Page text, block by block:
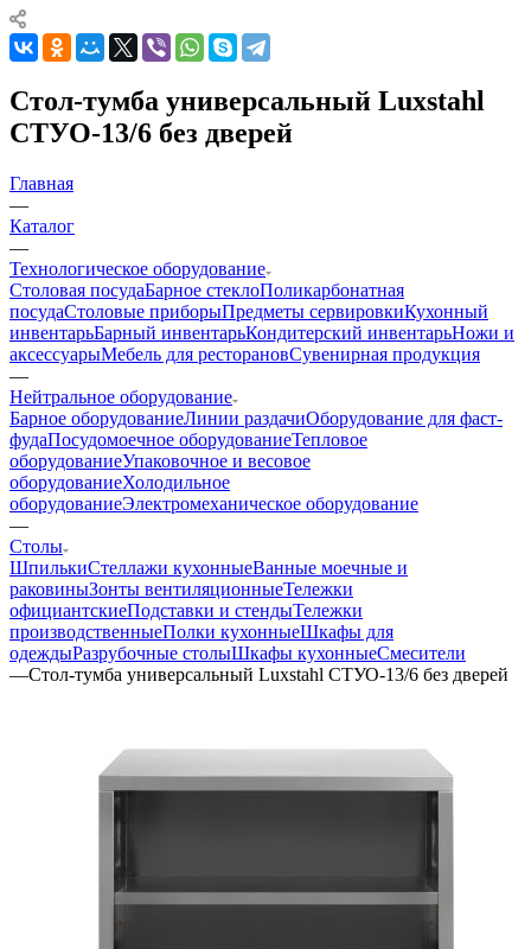
Стол-тумба универсальный Luxstahl
СТУО-13/6 без дверей
Главная
—
Каталог
—
Технологическое оборудование
Столовая посудаБарное стеклоПоликарбонатная
посудаСтоловые приборыПредметы сервировкиКухонный
инвентарьБарный инвентарьКондитерский инвентарьНожи и
аксессуарыМебель для ресторановСувенирная продукция
—
Нейтральное оборудование
Барное оборудованиеЛинии раздачиОборудование для фаст-
фудаПосудомоечное оборудованиеТепловое
оборудованиеУпаковочное и весовое
оборудованиеХолодильное
оборудованиеЭлектромеханическое оборудование
—
Столы
ШпилькиСтеллажи кухонныеВанные моечные и
раковиныЗонты вентиляционныеТележки
официантскиеПодставки и стендыТележки
производственныеПолки кухонныеШкафы для
одеждыРазрубочные столыШкафы кухонныеСмесители
—Стол-тумба универсальный Luxstahl СТУО-13/6 без дверей